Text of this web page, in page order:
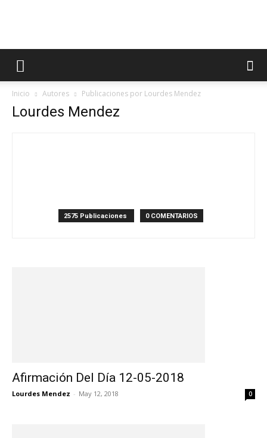
Inicio Autores Publicaciones por Lourdes Mendez
Lourdes Mendez
2575 Publicaciones 0 COMENTARIOS
Afirmación Del Día 12-05-2018
Lourdes Mendez - May 12, 2018 0